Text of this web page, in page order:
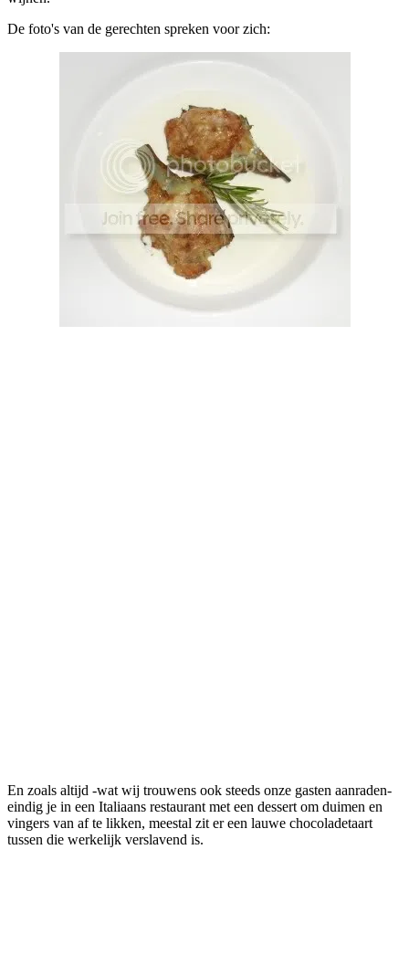
De foto's van de gerechten spreken voor zich:
En zoals altijd -wat wij trouwens ook steeds onze gasten aanraden-
eindig je in een Italiaans restaurant met een dessert om duimen en
vingers van af te likken, meestal zit er een lauwe chocoladetaart
tussen die werkelijk verslavend is.